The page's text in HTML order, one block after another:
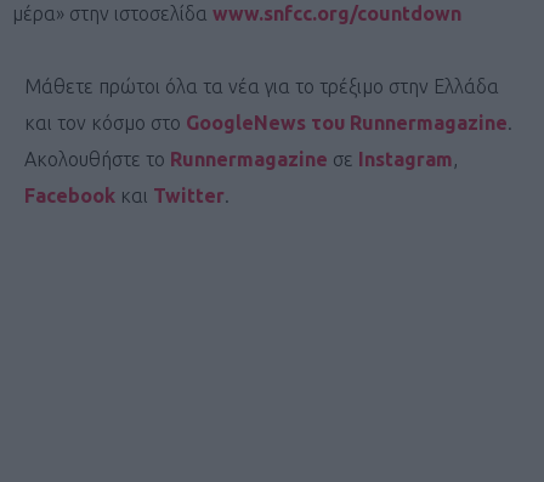
μέρα» στην ιστοσελίδα www.snfcc.org/countdown
Μάθετε πρώτοι όλα τα νέα για το τρέξιμο στην Ελλάδα
και τον κόσμο στο GoogleNews του Runnermagazine.
Ακολουθήστε το Runnermagazine σε Instagram,
Facebook και Twitter.